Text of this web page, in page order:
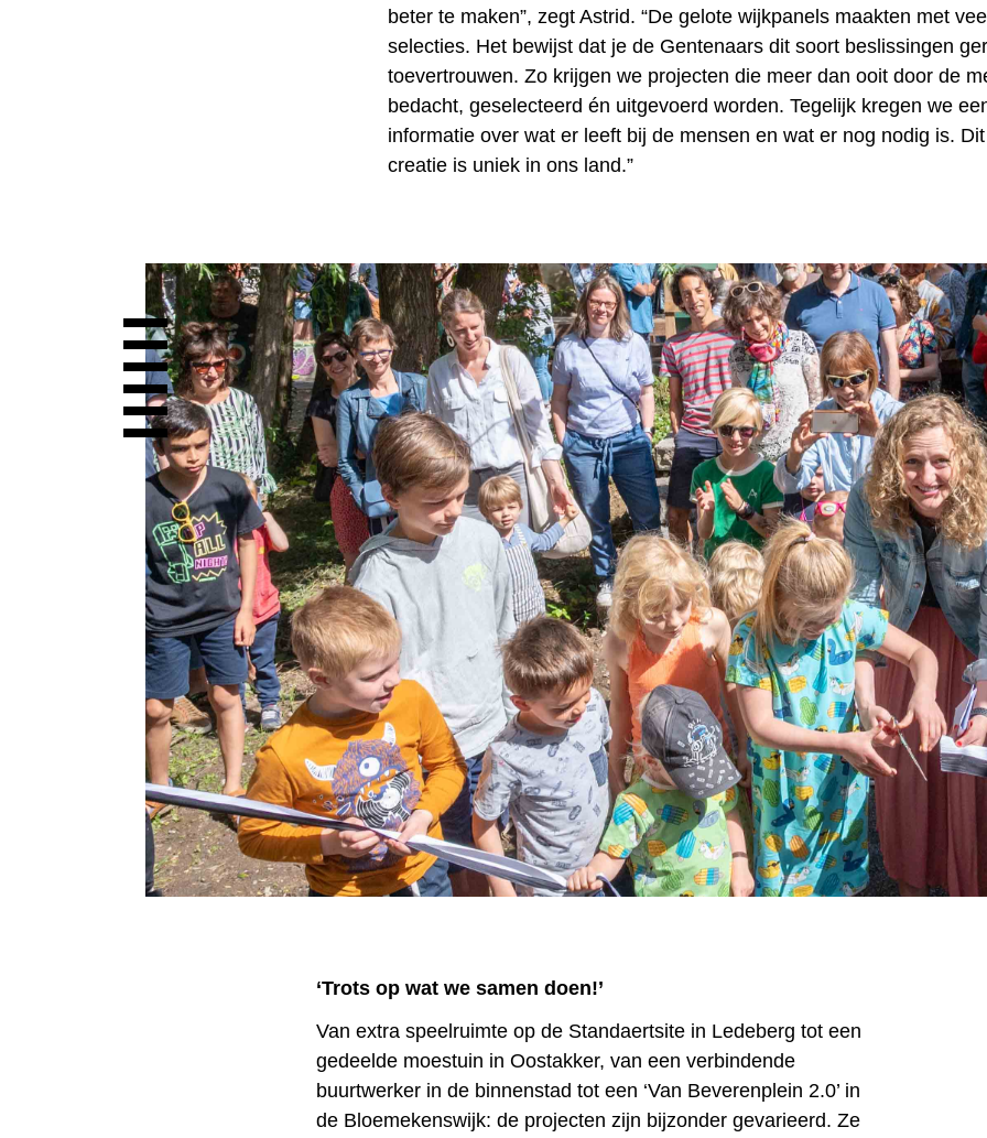
beter te maken”, zegt Astrid. “De gelote wijkpanels maakten met
selecties. Het bewijst dat je de Gentenaars dit soort beslissingen
toevertrouwen. Zo krijgen we projecten die meer dan ooit door de
bedacht, geselecteerd én uitgevoerd worden. Tegelijk kregen we
informatie over wat er leeft bij de mensen en wat er nog nodig is.
creatie is uniek in ons land.”
‘Trots op wat we samen doen!’
Van extra speelruimte op de Standaertsite in Ledeberg tot een
gedeelde moestuin in Oostakker, van een verbindende
buurtwerker in de binnenstad tot een ‘Van Beverenplein 2.0’ in
de Bloemekenswijk: de projecten zijn bijzonder gevarieerd. Ze